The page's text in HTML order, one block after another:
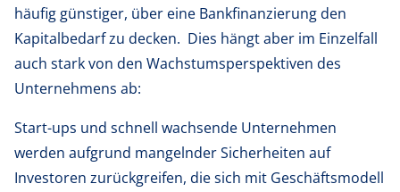
häufig günstiger, über eine Bankfinanzierung den
Kapitalbedarf zu decken. Dies hängt aber im Einzelfall
auch stark von den Wachstumsperspektiven des
Unternehmens ab:
Start-ups und schnell wachsende Unternehmen
werden aufgrund mangelnder Sicherheiten auf
Investoren zurückgreifen, die sich mit Geschäftsmodell